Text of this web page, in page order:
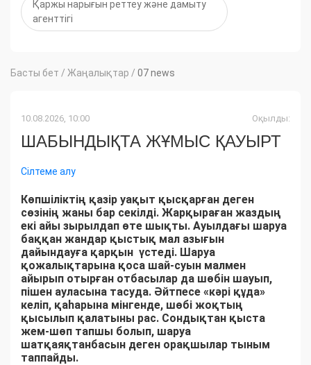
Қаржы нарығын реттеу және дамыту
агенттігі
Басты бет / Жаңалықтар / 07 news
10.08.2026, 10:00 Оқылды:
ШАБЫНДЫҚТА ЖҰМЫС ҚАУЫРТ
Сілтеме алу
Көпшіліктің қазір уақыт қысқарған деген
сөзінің жаны бар секілді. Жарқыраған жаздың
екі айы зырылдап өте шықты. Ауылдағы шаруа
баққан жандар қыстық мал азығын
дайындауға қарқын үстеді. Шаруа
қожалықтарына қоса шай-суын малмен
айырып отырған отбасылар да шөбін шауып,
пішен ауласына тасуда. Әйтпесе «кәрі құда»
келіп, қаһарына мінгенде, шөбі жоқтың
қысылып қалатыны рас. Сондықтан қыста
жем-шөп тапшы болып, шаруа
шатқаяқтанбасын деген орақшылар тыным
таппайды.